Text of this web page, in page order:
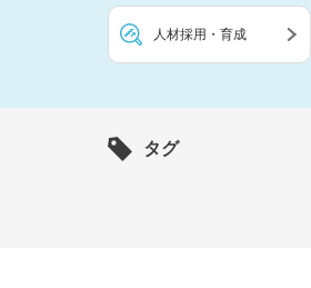
人材採用・育成
タグ